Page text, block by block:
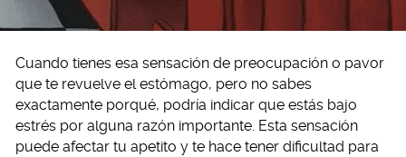
Cuando tienes esa sensación de preocupación o pavor
que te revuelve el estómago, pero no sabes
exactamente porqué, podría indicar que estás bajo
estrés por alguna razón importante. Esta sensación
puede afectar tu apetito y te hace tener dificultad para